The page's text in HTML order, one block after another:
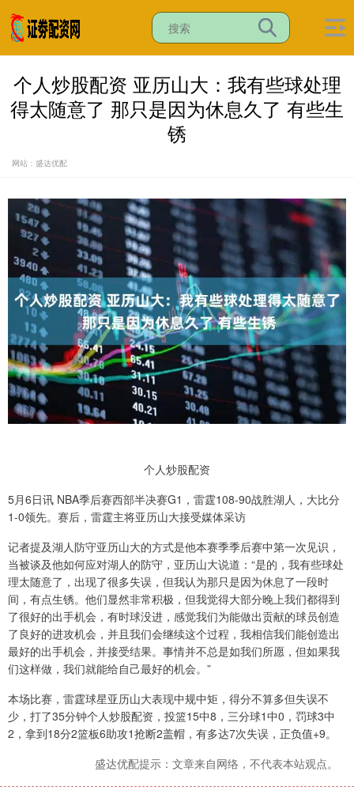
个人炒股配资 亚历山大：我有些球处理
得太随意了 那只是因为休息久了 有些生
锈
网站：盛达优配
个人炒股配资
5月6日讯 NBA季后赛西部半决赛G1，雷霆108-90战胜湖人，大比分
1-0领先。赛后，雷霆主将亚历山大接受媒体采访
记者提及湖人防守亚历山大的方式是他本赛季季后赛中第一次见识，
当被谈及他如何应对湖人的防守，亚历山大说道：“是的，我有些球处
理太随意了，出现了很多失误，但我认为那只是因为休息了一段时
间，有点生锈。他们显然非常积极，但我觉得大部分晚上我们都得到
了很好的出手机会，有时球没进，感觉我们为能做出贡献的球员创造
了良好的进攻机会，并且我们会继续这个过程，我相信我们能创造出
最好的出手机会，并接受结果。事情并不总是如我们所愿，但如果我
们这样做，我们就能给自己最好的机会。”
本场比赛，雷霆球星亚历山大表现中规中矩，得分不算多但失误不
少，打了35分钟个人炒股配资，投篮15中8，三分球1中0，罚球3中
2，拿到18分2篮板6助攻1抢断2盖帽，有多达7次失误，正负值+9。
盛达优配提示：文章来自网络，不代表本站观点。